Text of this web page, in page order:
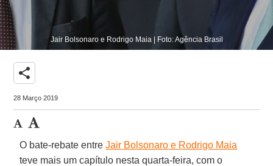
Jair Bolsonaro e Rodrigo Maia | Foto: Agência Brasil
share
28 Março 2019
O bate-rebate entreJair Bolsonaro e Rodrigo Maia
teve mais um capítulo nesta quarta-feira, com o